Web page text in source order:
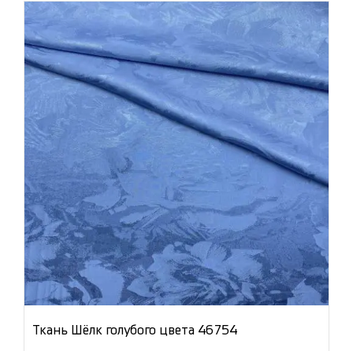
Ткань Шёлк голубого цвета 46754